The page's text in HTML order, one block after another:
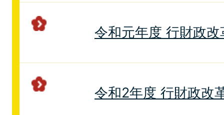
令和元年度 行財政
令和2年度 行財政改